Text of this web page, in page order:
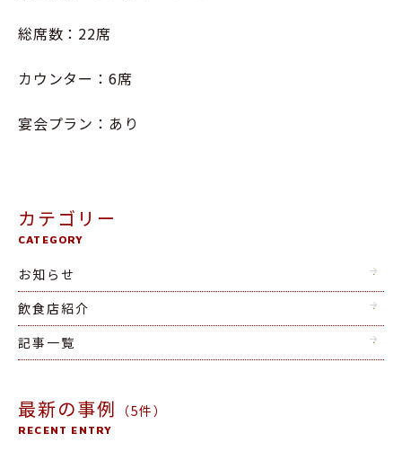
総席数：22席
カウンター：6席
宴会プラン：あり
カテゴリー
CATEGORY
お知らせ
飲食店紹介
記事一覧
最新の事例 （5件）
RECENT ENTRY